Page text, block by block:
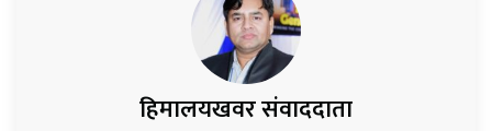
हिमालयखवर संवाददाता